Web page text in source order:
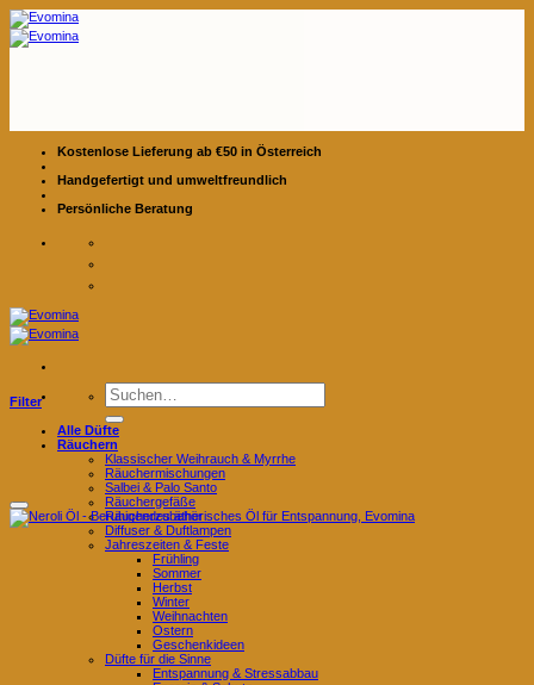
Zum
Inhalt
springen
Kostenlose Lieferung ab €50 in Österreich
Handgefertigt und umweltfreundlich
Persönliche Beratung
Suchen
nach:
Alle Düfte
Räuchern
Klassischer Weihrauch & Myrrhe
Räuchermischungen
Salbei & Palo Santo
Räuchergefäße
Räucherzubehör
Diffuser & Duftlampen
Jahreszeiten & Feste
Frühling
Sommer
Herbst
Winter
Weihnachten
Ostern
Geschenkideen
Düfte für die Sinne
Entspannung & Stressabbau
Filter